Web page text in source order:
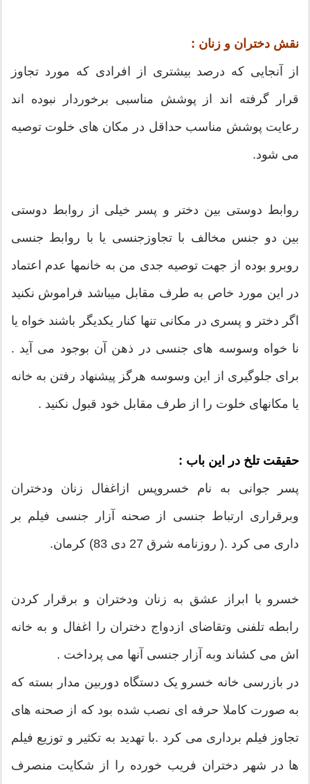
نقش دختران و زنان :
از آنجایی که درصد بیشتری از افرادی که مورد تجاوز
قرار گرفته اند از پوشش مناسبی برخوردار نبوده اند
رعایت پوشش مناسب حداقل در مکان های خلوت توصیه
می شود.
روابط دوستی بین دختر و پسر خیلی از روابط دوستی
بین دو جنس مخالف با تجاوزجنسی یا با روابط جنسی
روبرو بوده از جهت توصیه جدی من به خانمها عدم اعتماد
در این مورد خاص به طرف مقابل میباشد فراموش نکنید
اگر دختر و پسری در مکانی تنها کنار یکدیگر باشند خواه یا
نا خواه وسوسه های جنسی در ذهن آن بوجود می آید .
برای جلوگیری از این وسوسه هرگز پیشنهاد رفتن به خانه
یا مکانهای خلوت را از طرف مقابل خود قبول نکنید .
حقیقت تلخ در این باب :
پسر جوانی به نام خسروپس ازاغفال زنان ودختران
وبرقراری ارتباط جنسی از صحنه آزار جنسی فیلم بر
داری می کرد .( روزنامه شرق 27 دی 83) کرمان.
خسرو با ابراز عشق به زنان ودختران و برقرار کردن
رابطه تلفنی وتقاضای ازدواج دختران را اغفال و به خانه
اش می کشاند وبه آزار جنسی آنها می پرداخت .
در بازرسی خانه خسرو یک دستگاه دوربین مدار بسته که
به صورت کاملا حرفه ای نصب شده بود که از صحنه های
تجاوز فیلم برداری می کرد .با تهدید به تکثیر و توزیع فیلم
ها در شهر دختران فریب خورده را از شکایت منصرف